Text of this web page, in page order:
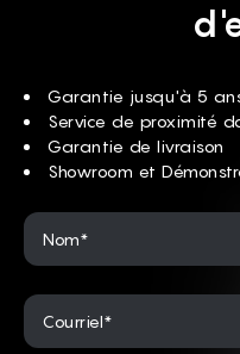
Garantie jusqu'à 5
Service de proximité
Garantie de livraison
Showroom et
Nom*
Courriel*